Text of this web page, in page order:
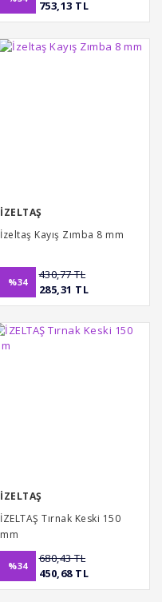
753,13 TL
İZELTAŞ
İzeltaş Kayış Zımba 8 mm
%34
430,77 TL
285,31 TL
İZELTAŞ
İZELTAŞ Tırnak Keski 150
mm
%34
680,43 TL
450,68 TL